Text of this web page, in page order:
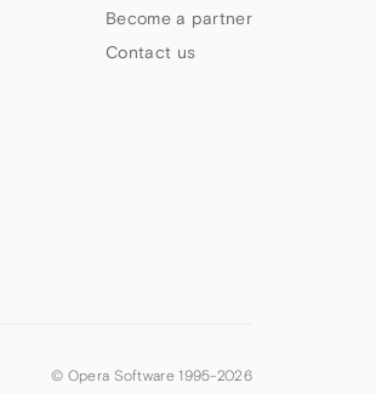
Become a partner
Contact us
© Opera Software 1995-2026